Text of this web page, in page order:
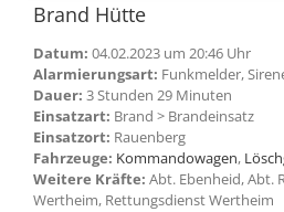
Brand Hütte
Datum: 04.02.2023 um 20:46 Uhr
Alarmierungsart: Funkmelder,
Dauer: 3 Stunden 29 Minuten
Einsatzart: Brand > Brandeinsatz
Einsatzort: Rauenberg
Fahrzeuge: Kommandowagen,
Weitere Kräfte: Abt. Ebenheid, Abt.
Wertheim, Rettungsdienst Wertheim